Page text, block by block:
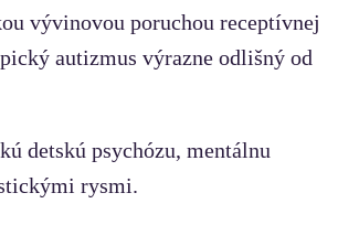
vývinovou poruchou receptívnej
autizmus výrazne odlišný od
detskú psychózu, mentálnu
rysmi.